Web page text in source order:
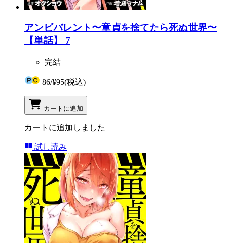
アンビバレント〜童貞を捨てたら死ぬ世界〜
【単話】 7
完結
86/¥95(税込)
カートに追加
カートに追加しました
試し読み